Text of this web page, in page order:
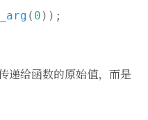
( 0 ));
递给函数的原始值，而是